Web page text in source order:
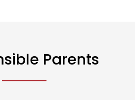
Parents